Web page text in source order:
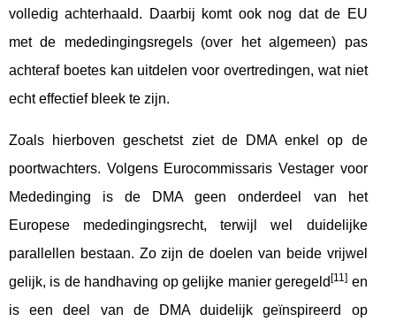
volledig achterhaald. Daarbij komt ook nog dat de EU
met de mededingingsregels (over het algemeen) pas
achteraf boetes kan uitdelen voor overtredingen, wat niet
echt effectief bleek te zijn.
Zoals hierboven geschetst ziet de DMA enkel op de
poortwachters. Volgens Eurocommissaris Vestager voor
Mededinging is de DMA geen onderdeel van het
Europese mededingingsrecht, terwijl wel duidelijke
parallellen bestaan. Zo zijn de doelen van beide vrijwel
gelijk, is de handhaving op gelijke manier geregeld[11] en
is een deel van de DMA duidelijk geïnspireerd op